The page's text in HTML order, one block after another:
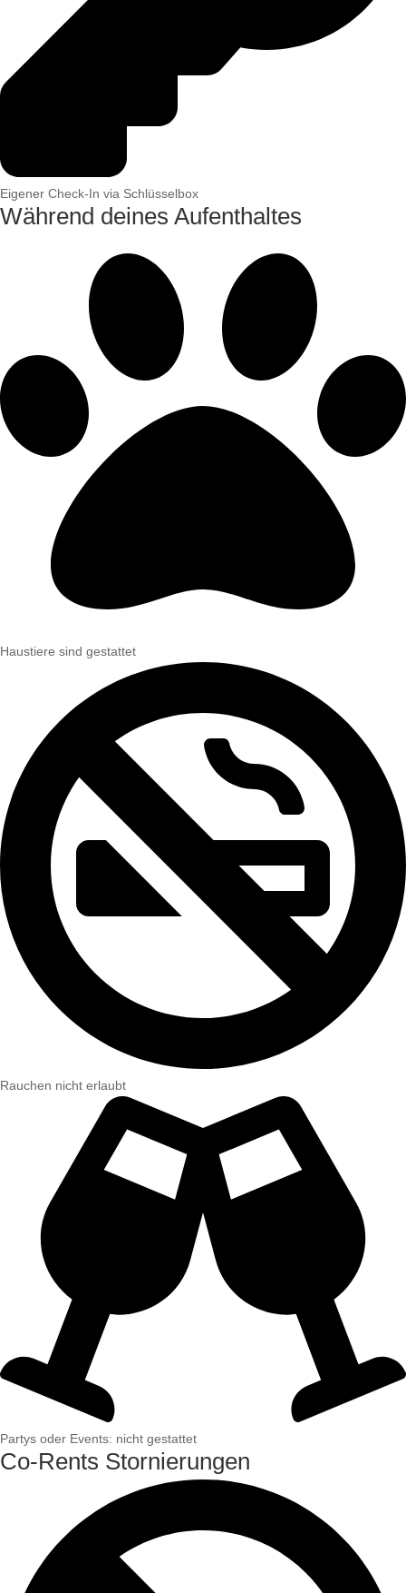
Eigener Check-In via Schlüsselbox
Während deines Aufenthaltes
Haustiere sind gestattet
Rauchen nicht erlaubt
Partys oder Events: nicht gestattet
Co-Rents Stornierungen